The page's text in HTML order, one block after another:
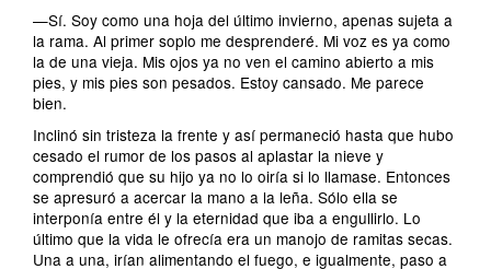
—Sí. Soy como una hoja del último invierno, apenas sujeta a
la rama. Al primer soplo me desprenderé. Mi voz es ya como
la de una vieja. Mis ojos ya no ven el camino abierto a mis
pies, y mis pies son pesados. Estoy cansado. Me parece
bien.
Inclinó sin tristeza la frente y así permaneció hasta que hubo
cesado el rumor de los pasos al aplastar la nieve y
comprendió que su hijo ya no lo oiría si lo llamase. Entonces
se apresuró a acercar la mano a la leña. Sólo ella se
interponía entre él y la eternidad que iba a engullirlo. Lo
último que la vida le ofrecía era un manojo de ramitas secas.
Una a una, irían alimentando el fuego, e igualmente, paso a